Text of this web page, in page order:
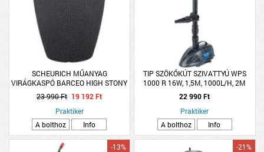
SCHEURICH MŰANYAG
VIRÁGKASPÓ BARCEO HIGH STONY
BLACK (299) 54CM FEKETE SZÍNŰ
23 990 Ft 19 192 Ft
Praktiker
A bolthoz
Info
TIP SZÖKŐKÚT SZIVATTYÚ WPS
1000 R 16W, 1,5M, 1000L/H, 2M
KÁBEL
22 990 Ft
Praktiker
A bolthoz
Info
-13% -21%